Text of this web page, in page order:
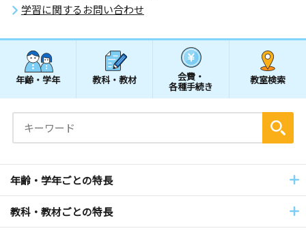
学習に関するお問い合わせ
年齢・学年 教科・教材 会費・
各種手続き
教室検索
年齢・学年ごとの特長
教科・教材ごとの特長